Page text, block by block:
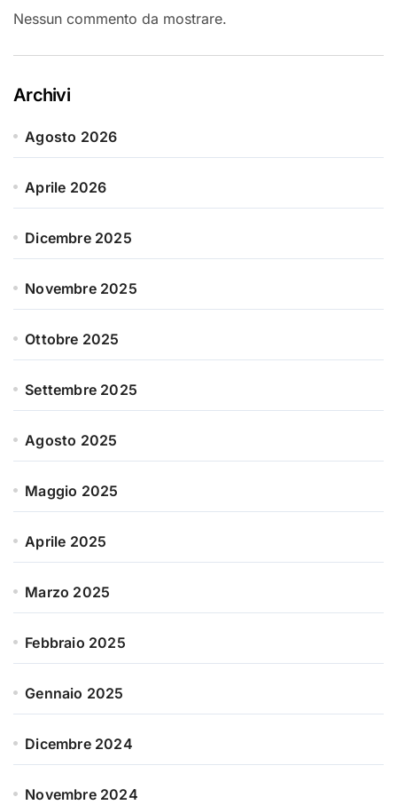
Nessun commento da mostrare.
Archivi
Agosto 2026
Aprile 2026
Dicembre 2025
Novembre 2025
Ottobre 2025
Settembre 2025
Agosto 2025
Maggio 2025
Aprile 2025
Marzo 2025
Febbraio 2025
Gennaio 2025
Dicembre 2024
Novembre 2024